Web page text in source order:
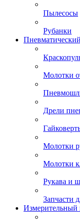
Пылесосы
Рубанки
Молотки
Дрели
Молотки
Молотки
Рукава и
Запчасти
Измерительный